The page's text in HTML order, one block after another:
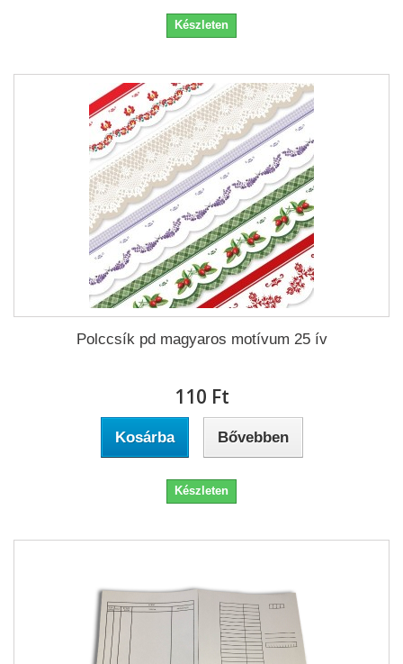
Készleten
Polccsík pd magyaros motívum 25 ív
110 Ft‎
Kosárba Bővebben
Készleten